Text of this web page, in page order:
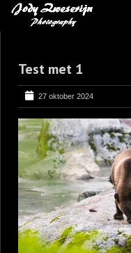
BLOG
LEREN VAN KUNST
BENCE MATE FOTOHUTTEN
OVER MIJ
CONTACT
Test met 1
27 oktober 2024